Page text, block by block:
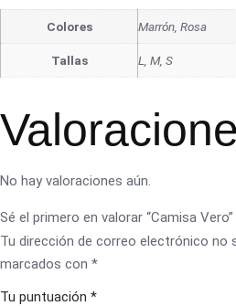
Colores Marrón, Rosa
Tallas L, M, S
No hay valoraciones aún.
Sé el primero en valorar “Camisa Vero”
Tu dirección de correo electrónico no
marcados con *
Tu puntuación *